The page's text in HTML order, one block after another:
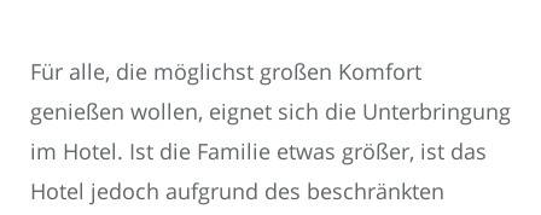
Für alle, die möglichst großen Komfort
genießen wollen, eignet sich die Unterbringung
im Hotel. Ist die Familie etwas größer, ist das
Hotel jedoch aufgrund des beschränkten